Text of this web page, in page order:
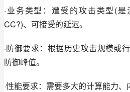
·业务类型：遭受的攻击类型(
CC?)、可接受的延迟。
·防御要求：根据历史攻击规模或
防御峰值。
·性能要求：需要多大的计算能力、